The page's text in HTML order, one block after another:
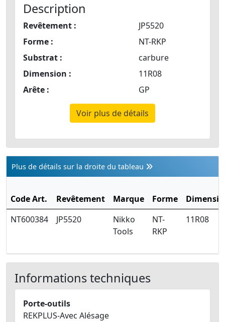
Description
Revêtement :
JP5520
Forme :
NT-RKP
Substrat :
carbure
Dimension :
11R08
Arête :
GP
Voir plus de détails
Plus de détails sur la droite du tableau
Code Art. Revêtement Marque Forme
NT600384
JP5520
Nikko
Tools
NT-
RKP
11R08
Informations techniques
Porte-outils
REKPLUS-Avec Alésage